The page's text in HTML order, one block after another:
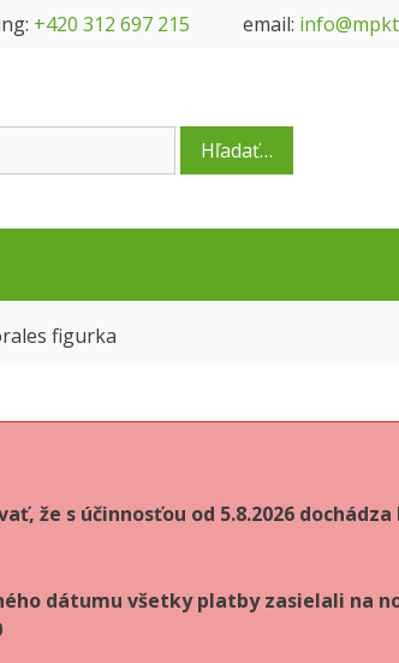
+420 312 697 215 email:
Hľadať…
figurka
že s účinnosťou od 5.8.2026
dátumu všetky platby zasielali na